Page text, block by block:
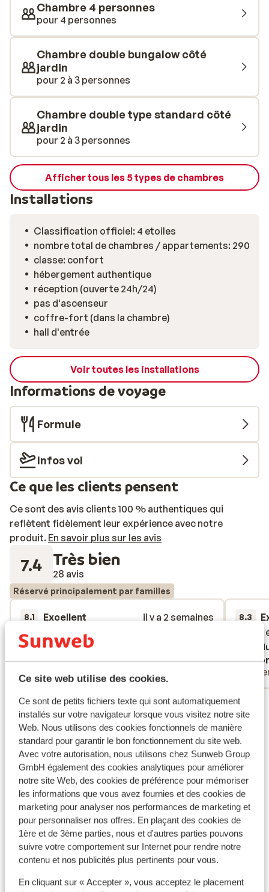
Ce site web utilise des cookies.
Ce sont de petits fichiers texte qui sont automatiquement
installés sur votre navigateur lorsque vous visitez notre site
Web. Nous utilisons des cookies fonctionnels de manière
standard pour garantir le bon fonctionnement du site web.
Avec votre autorisation, nous utilisons chez Sunweb Group
GmbH également des cookies analytiques pour améliorer
notre site Web, des cookies de préférence pour mémoriser
les informations que vous avez fournies et des cookies de
marketing pour analyser nos performances de marketing et
pour personnaliser nos offres. En plaçant des cookies de
1ère et de 3ème parties, nous et d'autres parties pouvons
suivre votre comportement sur Internet pour rendre notre
contenu et nos publicités plus pertinents pour vous.
En cliquant sur « Accepter », vous acceptez le placement
Chambre 4 personnes
pour 4 personnes
Chambre double bungalow côté
jardin
pour 2 à 3 personnes
Chambre double type standard côté
jardin
pour 2 à 3 personnes
Afficher tous les 5 types de chambres
Installations
Classification officiel: 4 etoiles
nombre total de chambres / appartements: 290
classe: confort
hébergement authentique
réception (ouverte 24h/24)
pas d'ascenseur
coffre-fort (dans la chambre)
hall d'entrée
Voir toutes les installations
Informations de voyage
Formule
Infos vol
Ce que les clients pensent
Ce sont des avis clients 100 % authentiques qui
reflètent fidèlement leur expérience avec notre
produit. En savoir plus sur les avis
7.4 Très bien
28 avis
Réservé principalement par familles
8.1 Excellent
il y a 2 semaines
Service excellent et bonne cuisine avec
animations.
Service excellent et bonne cuisine avec
animations.
Shafiul Azam
Familles
8.3
Voir tous les 28 avis
Emplacement
Afficher sur la carte
À proximité
Distance de la plage privée